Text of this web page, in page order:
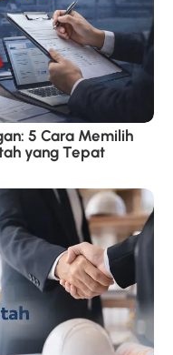
5 Cara Memilih
yang Tepat